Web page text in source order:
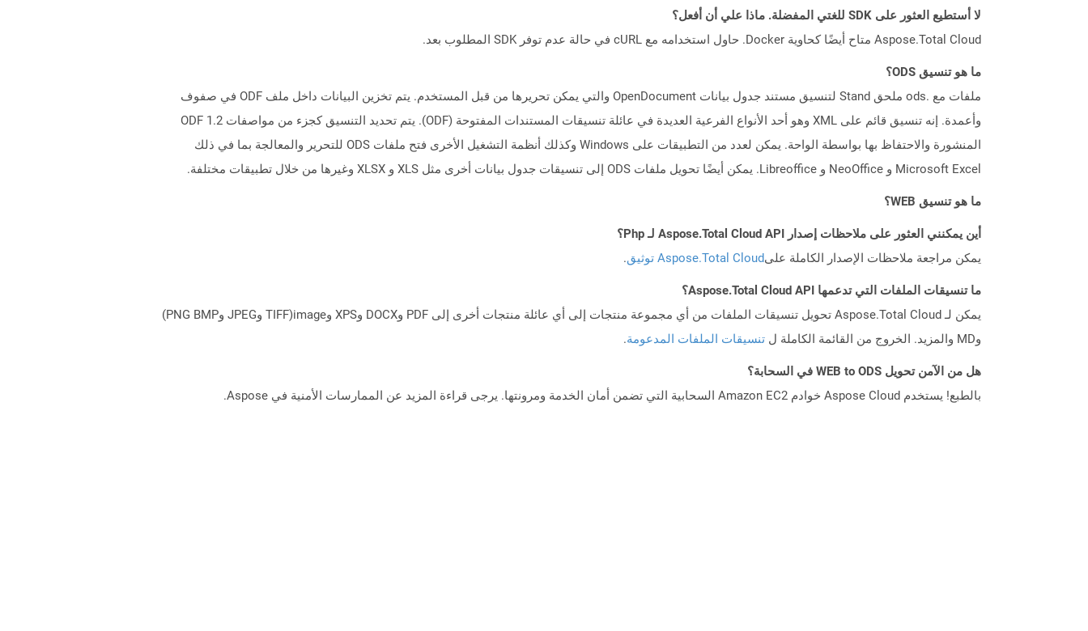
لا أستطيع العثور على SDK للغتي المفضلة. ماذا علي أن أفعل؟
Aspose.Total Cloud متاح أيضًا كحاوية Docker. حاول استخدامه مع cURL في حالة عدم توفر SDK المطلوب بعد.
ما هو تنسيق ODS؟
ملفات مع .ods ملحق Stand لتنسيق مستند جدول بيانات OpenDocument والتي يمكن تحريرها من قبل المستخدم. يتم تخزين البيانات داخل ملف ODF في صفوف
وأعمدة. إنه تنسيق قائم على XML وهو أحد الأنواع الفرعية العديدة في عائلة تنسيقات المستندات المفتوحة (ODF). يتم تحديد التنسيق كجزء من مواصفات ODF 1.2
المنشورة والاحتفاظ بها بواسطة الواحة. يمكن لعدد من التطبيقات على Windows وكذلك أنظمة التشغيل الأخرى فتح ملفات ODS للتحرير والمعالجة بما في ذلك
Microsoft Excel و NeoOffice و Libreoffice. يمكن أيضًا تحويل ملفات ODS إلى تنسيقات جدول بيانات أخرى مثل XLS و XLSX وغيرها من خلال تطبيقات مختلفة.
ما هو تنسيق WEB؟
أين يمكنني العثور على ملاحظات إصدار Aspose.Total Cloud API لـ Php؟
يمكن مراجعة ملاحظات الإصدار الكاملة علىAspose.Total Cloud توثيق .
ما تنسيقات الملفات التي تدعمها Aspose.Total Cloud API؟
يمكن لـ Aspose.Total Cloud تحويل تنسيقات الملفات من أي مجموعة منتجات إلى أي عائلة منتجات أخرى إلى PDF وDOCX وXPS وimage(TIFF وJPEG وPNG BMP)
وMD والمزيد. الخروج من القائمة الكاملة ل
تنسيقات الملفات المدعومة.
هل من الآمن تحويل WEB to ODS في السحابة؟
بالطبع! يستخدم Aspose Cloud خوادم Amazon EC2 السحابية التي تضمن أمان الخدمة ومرونتها. يرجى قراءة المزيد عن الممارسات الأمنية في Aspose.